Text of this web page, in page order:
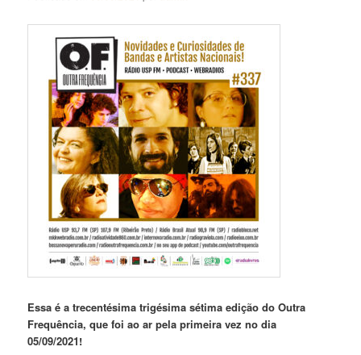
Essa é a trecentésima trigésima sétima edição do Outra
Frequência, que foi ao ar pela primeira vez no dia
05/09/2021!